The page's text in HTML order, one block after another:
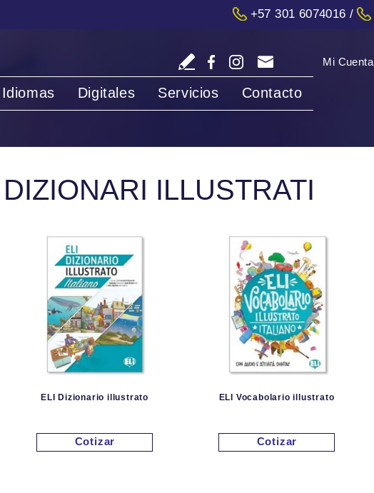
+57 301 6074016 /
Mi Cuenta
Idiomas Digitales Servicios Contacto
DIZIONARI ILLUSTRATI
ELI Dizionario illustrato
Cotizar
ELI Vocabolario illustrato
Cotizar